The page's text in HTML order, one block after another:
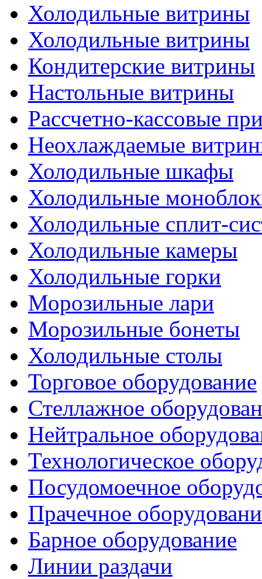
Холодильные витрины
Холодильные витрины
Кондитерские витрины
Настольные витрины
Рассчетно-кассовые
Неохлаждаемые
Холодильные шкафы
Холодильные
Холодильные сплит-
Холодильные камеры
Холодильные горки
Морозильные лари
Морозильные бонеты
Холодильные столы
Торговое оборудование
Стеллажное
Нейтральное
Технологическое
Посудомоечное
Прачечное
Барное оборудование
Линии раздачи